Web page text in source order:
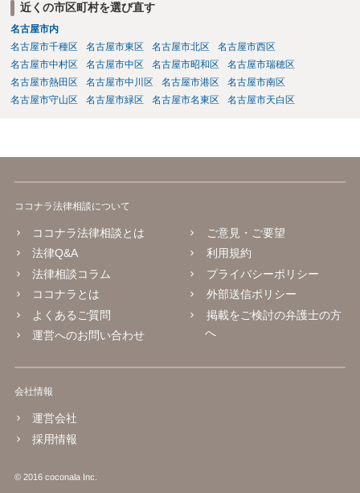
近くの市区町村を選び直す
名古屋市内
名古屋市千種区
名古屋市東区 名古屋市北区
名古屋市西区
名古屋市中村区
名古屋市中区 名古屋市昭和区
名古屋市瑞穂区
名古屋市熱田区
名古屋市中川区 名古屋市港区
名古屋市南区
名古屋市守山区
名古屋市緑区 名古屋市名東区 名古屋市天白区
ココナラ法律相談について
ココナラ法律相談とは
法律Q&A
法律相談コラム
ココナラとは
よくあるご質問
運営へのお問い合わせ
ご意見・ご要望
利用規約
プライバシーポリシー
外部送信ポリシー
掲載をご検討の弁護士の方
へ
会社情報
運営会社
採用情報
© 2016 coconala Inc.